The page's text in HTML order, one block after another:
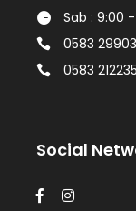
Sab : 9:00 -
0583
0583 212235
Social